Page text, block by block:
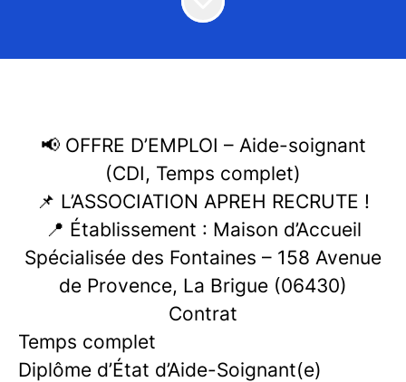
📢 OFFRE D’EMPLOI – Aide-soignant
(CDI, Temps complet)
📌 L’ASSOCIATION APREH RECRUTE !
📍 Établissement : Maison d’Accueil
Spécialisée des Fontaines – 158 Avenue
de Provence, La Brigue (06430)
Contrat
Temps complet
Diplôme d’État d’Aide-Soignant(e)